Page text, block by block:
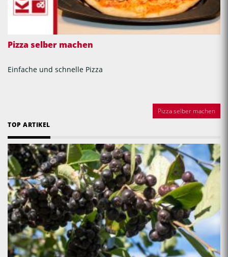
Pizza selber machen
Einfache und schnelle Pizza
Pizza selber machen
TOP ARTIKEL